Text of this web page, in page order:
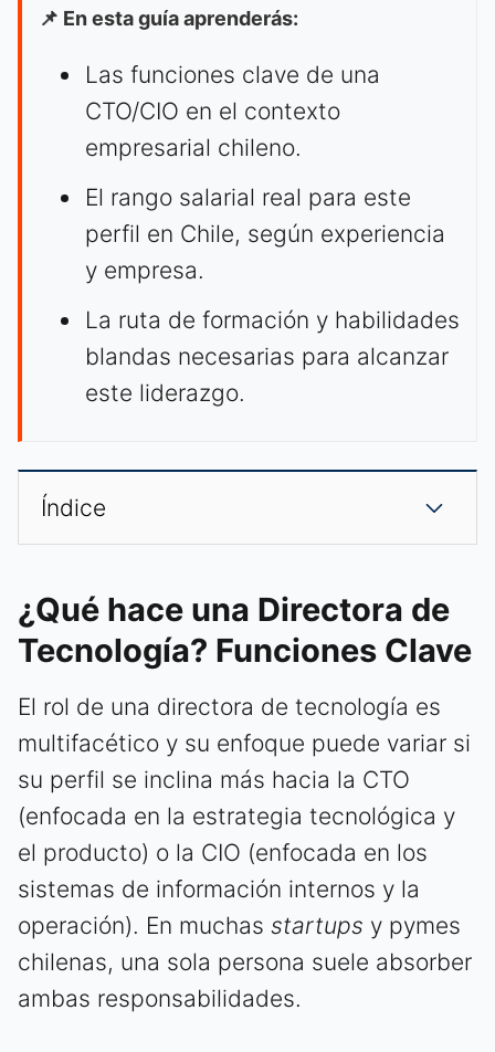
📌 En esta guía aprenderás:
Las funciones clave de una
CTO/CIO en el contexto
empresarial chileno.
El rango salarial real para este
perfil en Chile, según experiencia
y empresa.
La ruta de formación y habilidades
blandas necesarias para alcanzar
este liderazgo.
Índice
¿Qué hace una Directora de
Tecnología? Funciones Clave
El rol de una directora de tecnología es
multifacético y su enfoque puede variar si
su perfil se inclina más hacia la CTO
(enfocada en la estrategia tecnológica y
el producto) o la CIO (enfocada en los
sistemas de información internos y la
operación). En muchas startups y pymes
chilenas, una sola persona suele absorber
ambas responsabilidades.